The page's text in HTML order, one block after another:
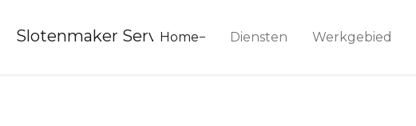
Slotenmaker Service 24
Home Diensten Werkgebied